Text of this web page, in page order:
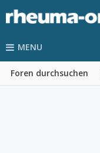
MENU
Foren durchsuchen